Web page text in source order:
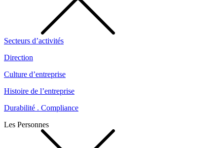
Secteurs d’activités
Direction
Culture d’entreprise
Histoire de l’entreprise
Durabilité . Compliance
Les Personnes